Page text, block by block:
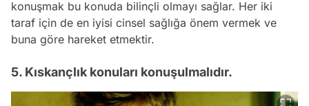
konuşmak bu konuda bilinçli olmayı sağlar. Her iki
taraf için de en iyisi cinsel sağlığa önem vermek ve
buna göre hareket etmektir.
5. Kıskançlık konuları konuşulmalıdır.